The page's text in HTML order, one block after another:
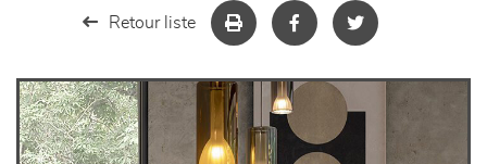
meubles de complément
literie
Retour liste